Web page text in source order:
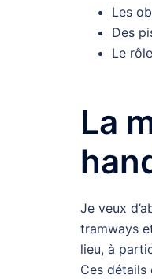
Les
Des
Le
La
Je veux
tramways
lieu, à
Ces